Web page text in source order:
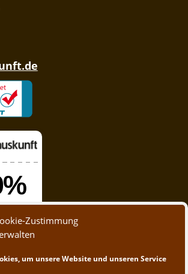
Zustimmung
um unsere Website und unseren Service